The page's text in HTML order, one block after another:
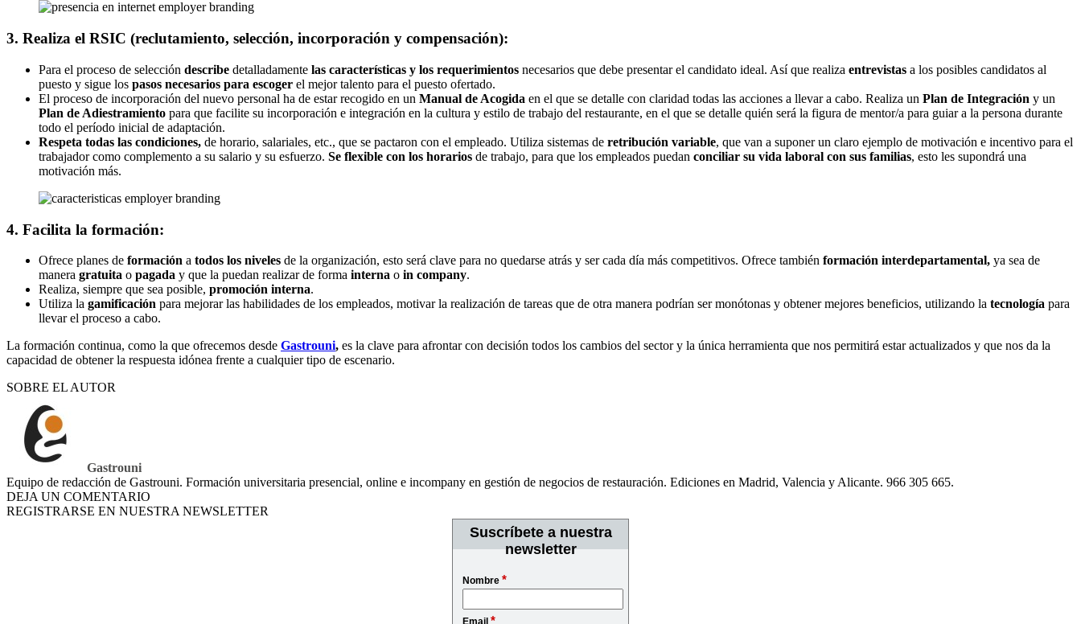
3. Realiza el RSIC (reclutamiento, selección, incorporación y compensación):
Para el proceso de selección describe detalladamente las características y los requerimientos necesarios que debe presentar el candidato ideal. Así que realiza entrevistas a los posibles candidatos al
puesto y sigue los pasos necesarios para escoger el mejor talento para el puesto ofertado.
El proceso de incorporación del nuevo personal ha de estar recogido en un Manual de Acogida en el que se detalle con claridad todas las acciones a llevar a cabo. Realiza un Plan de Integración y un
Plan de Adiestramiento para que facilite su incorporación e integración en la cultura y estilo de trabajo del restaurante, en el que se detalle quién será la figura de mentor/a para guiar a la persona durante
todo el período inicial de adaptación.
Respeta todas las condiciones, de horario, salariales, etc., que se pactaron con el empleado. Utiliza sistemas de retribución variable, que van a suponer un claro ejemplo de motivación e incentivo para el
trabajador como complemento a su salario y su esfuerzo. Se flexible con los horarios de trabajo, para que los empleados puedan conciliar su vida laboral con sus familias, esto les supondrá una
motivación más.
4. Facilita la formación:
Ofrece planes de formación a todos los niveles de la organización, esto será clave para no quedarse atrás y ser cada día más competitivos. Ofrece también formación interdepartamental, ya sea de
manera gratuita o pagada y que la puedan realizar de forma interna o in company.
Realiza, siempre que sea posible, promoción interna.
Utiliza la gamificación para mejorar las habilidades de los empleados, motivar la realización de tareas que de otra manera podrían ser monótonas y obtener mejores beneficios, utilizando la tecnología para
llevar el proceso a cabo.
La formación continua, como la que ofrecemos desde Gastrouni, es la clave para afrontar con decisión todos los cambios del sector y la única herramienta que nos permitirá estar actualizados y que nos da la
capacidad de obtener la respuesta idónea frente a cualquier tipo de escenario.
SOBRE EL AUTOR
Gastrouni
Equipo de redacción de Gastrouni. Formación universitaria presencial, online e incompany en gestión de negocios de restauración. Ediciones en Madrid, Valencia y Alicante. 966 305 665.
DEJA UN COMENTARIO
REGISTRARSE EN NUESTRA NEWSLETTER
Suscríbete a nuestra
newsletter
Nombre *
*